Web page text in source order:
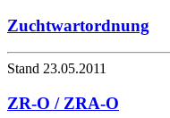
Zuchtwartordnung
Stand 23.05.2011
ZR-O / ZRA-O